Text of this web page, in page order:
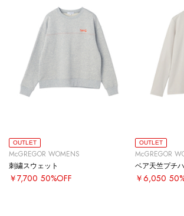
OUTLET
McGREGOR WOMENS
刺繍スウェット
￥7,700 50%OFF
OUTLET
McGREGOR
ベア天竺プチ
￥6,050